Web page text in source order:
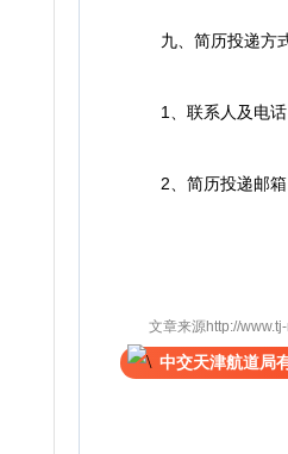
九、简历投递方
1、联系人及电话
2、简历投递邮箱
文章来源http://www.tj-
中交天津航道局